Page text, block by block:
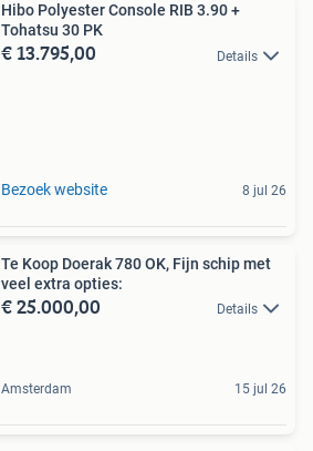
Hibo Polyester Console RIB 3.90 +
Tohatsu 30 PK
€ 13.795,00 Details
Bezoek website 8 jul 26
Te Koop Doerak 780 OK, Fijn schip met
veel extra opties:
€ 25.000,00 Details
Amsterdam 15 jul 26